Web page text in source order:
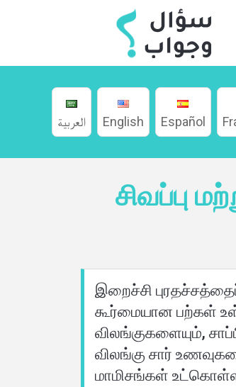
மொழிகள்
العربية English Español
சிவப்பு
இறைச்சி
கூர்மையான பற்கள்
விலங்குகளையும்,
விலங்கு சார்
மாமிசங்கள்